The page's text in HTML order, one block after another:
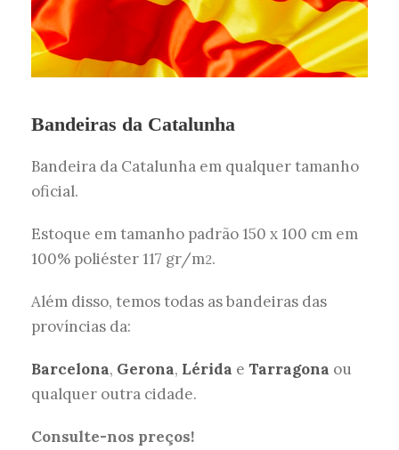
Bandeiras da Catalunha
Bandeira da Catalunha em qualquer tamanho
oficial.
Estoque em tamanho padrão 150 x 100 cm em
100% poliéster 117 gr/m2.
Além disso, temos todas as bandeiras das
províncias da:
Barcelona, Gerona, Lérida e Tarragona ou
qualquer outra cidade.
Consulte-nos preços!